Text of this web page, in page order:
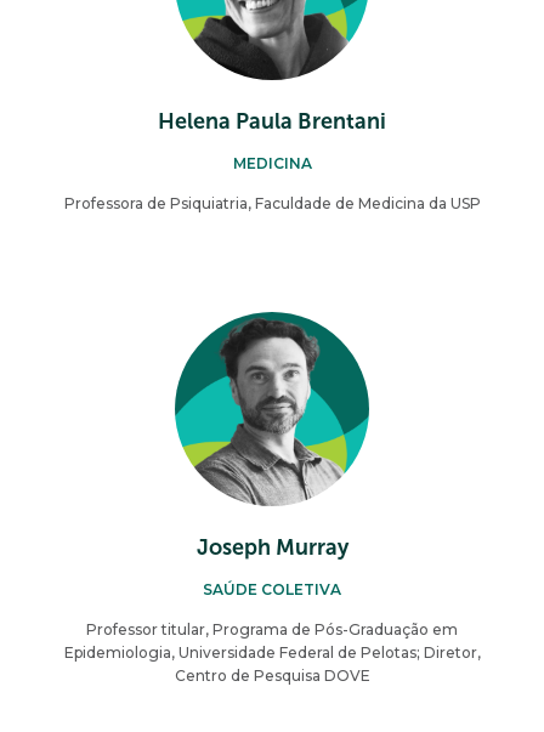
Helena Paula Brentani
MEDICINA
Professora de Psiquiatria, Faculdade de Medicina da USP
Joseph Murray
SAÚDE COLETIVA
Professor titular, Programa de Pós-Graduação em
Epidemiologia, Universidade Federal de Pelotas; Diretor,
Centro de Pesquisa DOVE